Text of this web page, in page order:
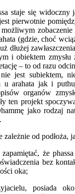
staje się
pierwotnie
(gdzie, choć
dłużej
i obiektem
– to od razu
jest subiektem,
u arahata jak i
organów
ten projekt
jako rodzaj
od podłoża,
że
bez
oka;
posiada